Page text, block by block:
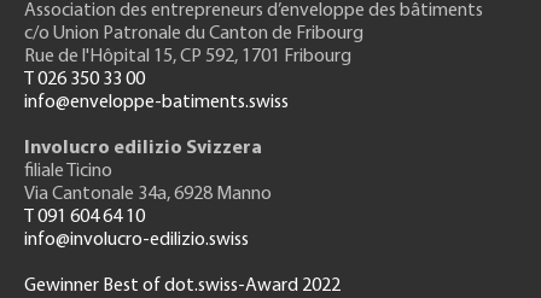
Association des entrepreneurs d’enveloppe des bâtiments
c/o Union Patronale du Canton de Fribourg
Rue de l'Hôpital 15, CP 592, 1701 Fribourg
T 026 350 33 00
info@enveloppe-batiments.swiss
Involucro edilizio Svizzera
filiale Ticino
Via Cantonale 34a, 6928 Manno
T 091 604 64 10
info@involucro-edilizio.swiss
Gewinner Best of dot.swiss-Award 2022